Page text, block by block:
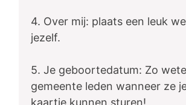
4. Over mij: plaats een leuk
jezelf.
5. Je geboortedatum: Zo
gemeente leden wanneer ze